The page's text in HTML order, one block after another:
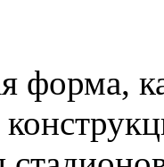
форма,